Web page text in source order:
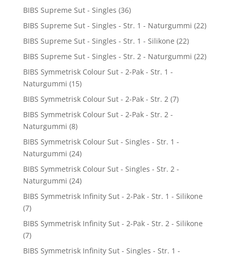
BIBS Supreme Sut - Singles (36)
BIBS Supreme Sut - Singles - Str. 1 - Naturgummi (22)
BIBS Supreme Sut - Singles - Str. 1 - Silikone (22)
BIBS Supreme Sut - Singles - Str. 2 - Naturgummi (22)
BIBS Symmetrisk Colour Sut - 2-Pak - Str. 1 -
Naturgummi (15)
BIBS Symmetrisk Colour Sut - 2-Pak - Str. 2 (7)
BIBS Symmetrisk Colour Sut - 2-Pak - Str. 2 -
Naturgummi (8)
BIBS Symmetrisk Colour Sut - Singles - Str. 1 -
Naturgummi (24)
BIBS Symmetrisk Colour Sut - Singles - Str. 2 -
Naturgummi (24)
BIBS Symmetrisk Infinity Sut - 2-Pak - Str. 1 - Silikone
(7)
BIBS Symmetrisk Infinity Sut - 2-Pak - Str. 2 - Silikone
(7)
BIBS Symmetrisk Infinity Sut - Singles - Str. 1 -